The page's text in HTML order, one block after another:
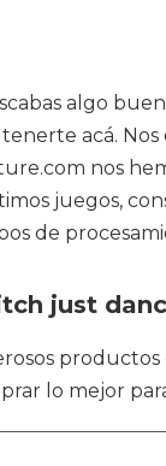
algo
acá.
nos
juegos,
de
just
lo mejor